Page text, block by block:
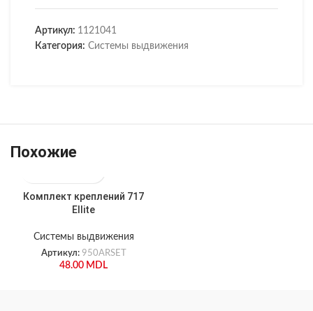
Артикул: 1121041
Категория: Системы выдвижения
Похожие
Комплект креплений 717
Ellite
Системы выдвижения
Артикул: 950ARSET
48.00 MDL